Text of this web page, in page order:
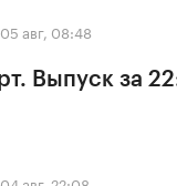
05 авг, 08:48
Выпуск за